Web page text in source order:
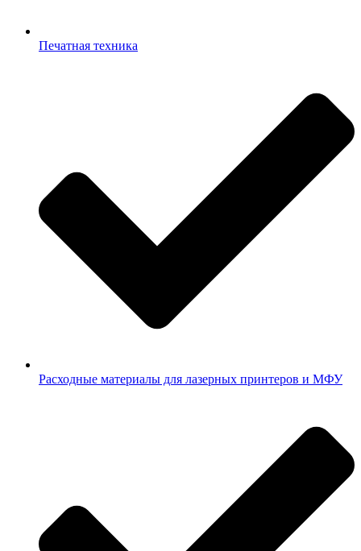
Печатная техника
Расходные материалы для лазерных принтеров и МФУ